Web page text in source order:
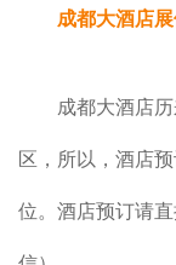
成都大酒店
成都大酒店
区，所以，酒店
位。酒店预订请